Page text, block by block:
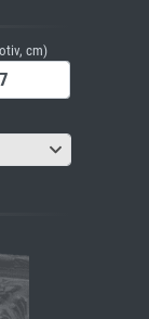
cm)